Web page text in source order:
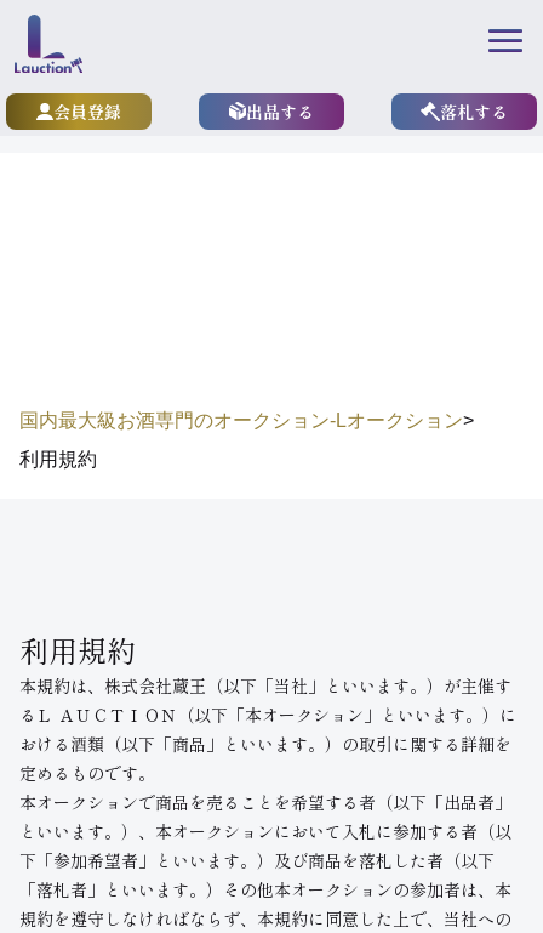
会員登録 出品する 落札する
国内最大級お酒専門のオークション-Lオークション>
利用規約
利用規約
本規約は、株式会社蔵王（以下「当社」といいます。）が主催す
るＬ ＡＵＣＴＩＯＮ（以下「本オークション」といいます。）に
おける酒類（以下「商品」といいます。）の取引に関する詳細を
定めるものです。
本オークションで商品を売ることを希望する者（以下「出品者」
といいます。）、本オークションにおいて入札に参加する者（以
下「参加希望者」といいます。）及び商品を落札した者（以下
「落札者」といいます。）その他本オークションの参加者は、本
規約を遵守しなければならず、本規約に同意した上で、当社への